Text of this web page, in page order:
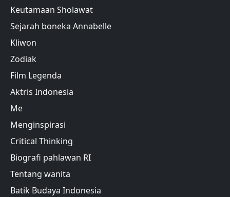
Keutamaan Sholawat
Sejarah boneka Annabelle
Kliwon
Zodiak
Film Legenda
Aktris Indonesia
Me
Menginspirasi
Critical Thinking
Biografi pahlawan RI
Tentang wanita
Batik Budaya Indonesia